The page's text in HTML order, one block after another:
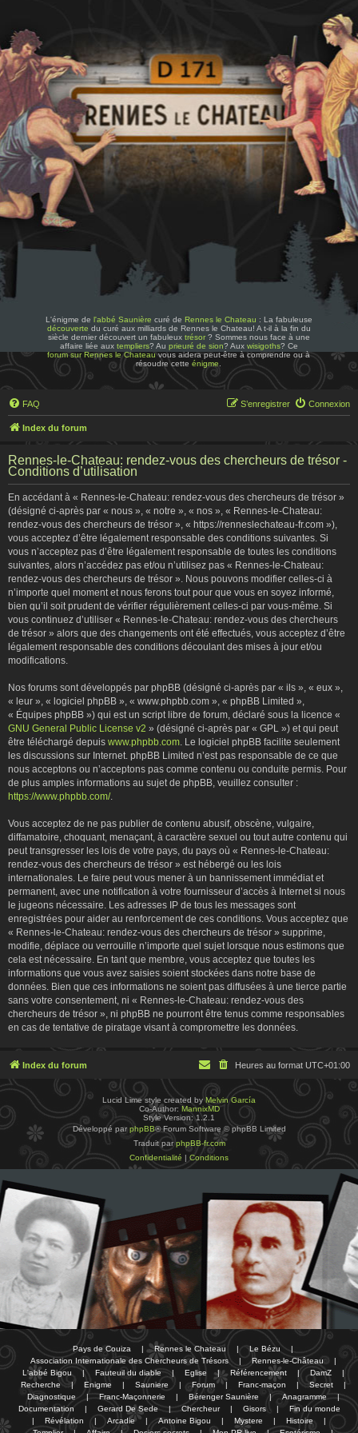
L'énigme de l'abbé Saunière curé de Rennes le Chateau : La fabuleuse
découverte du curé aux milliards de Rennes le Chateau! A t-il à la fin du
siècle dernier découvert un fabuleux trésor? Sommes nous face à une
affaire liée aux templiers? Au prieuré de sion? Aux wisigoths? Ce
forum sur Rennes le Chateauvous aidera peut-être à comprendre ou à
résoudre cetteénigme
FAQ Connexion
S’enregistrer
Index du forum
Rennes-le-Chateau: rendez-vous des chercheurs de trésor -
Conditions d’utilisation
En accédant à « Rennes-le-Chateau: rendez-vous des chercheurs de trésor »
(désigné ci-après par « nous », « notre », « nos », « Rennes-le-Chateau:
rendez-vous des chercheurs de trésor », « https://renneslechateau-fr.com »),
vous acceptez d’être légalement responsable des conditions suivantes. Si
vous n’acceptez pas d’être légalement responsable de toutes les conditions
suivantes, alors n’accédez pas et/ou n’utilisez pas « Rennes-le-Chateau:
rendez-vous des chercheurs de trésor ». Nous pouvons modifier celles-ci à
n’importe quel moment et nous ferons tout pour que vous en soyez informé,
bien qu’il soit prudent de vérifier régulièrement celles-ci par vous-même. Si
vous continuez d’utiliser « Rennes-le-Chateau: rendez-vous des chercheurs
de trésor » alors que des changements ont été effectués, vous acceptez d’être
légalement responsable des conditions découlant des mises à jour et/ou
modifications.
Nos forums sont développés par phpBB (désigné ci-après par « ils », « eux »,
« leur », « logiciel phpBB », « www.phpbb.com », « phpBB Limited »,
« Équipes phpBB ») qui est un script libre de forum, déclaré sous la licence «
GNU General Public License v2 » (désigné ci-après par « GPL ») et qui peut
être téléchargé depuis www.phpbb.com. Le logiciel phpBB facilite seulement
les discussions sur Internet. phpBB Limited n’est pas responsable de ce que
nous acceptons ou n’acceptons pas comme contenu ou conduite permis. Pour
de plus amples informations au sujet de phpBB, veuillez consulter :
https://www.phpbb.com/.
Vous acceptez de ne pas publier de contenu abusif, obscène, vulgaire,
diffamatoire, choquant, menaçant, à caractère sexuel ou tout autre contenu qui
peut transgresser les lois de votre pays, du pays où « Rennes-le-Chateau:
rendez-vous des chercheurs de trésor » est hébergé ou les lois
internationales. Le faire peut vous mener à un bannissement immédiat et
permanent, avec une notification à votre fournisseur d’accès à Internet si nous
le jugeons nécessaire. Les adresses IP de tous les messages sont
enregistrées pour aider au renforcement de ces conditions. Vous acceptez que
« Rennes-le-Chateau: rendez-vous des chercheurs de trésor » supprime,
modifie, déplace ou verrouille n’importe quel sujet lorsque nous estimons que
cela est nécessaire. En tant que membre, vous acceptez que toutes les
informations que vous avez saisies soient stockées dans notre base de
données. Bien que ces informations ne soient pas diffusées à une tierce partie
sans votre consentement, ni « Rennes-le-Chateau: rendez-vous des
chercheurs de trésor », ni phpBB ne pourront être tenus comme responsables
en cas de tentative de piratage visant à compromettre les données.
Index du forum Heures au format UTC+01:00
Lucid Lime style created by Melvin García
Co-Author: MannixMD
Style Version: 1.2.1
Développé parphpBB® Forum Software © phpBB Limited
Traduit par phpBB-fr.com
Confidentialité | Conditions
Pays de Couiza | Rennes le Chateau | Le Bézu
|
Association Internationale des Chercheurs de Trésors
| Rennes-le-Château
|
L'abbé Bigou
| Fauteuil du diable | Eglise | Référencement | DamZ
|
Recherche
| Enigme | Sauniere | Forum | Franc-maçon | Secret
|
Diagnostique
| Franc-Maçonnerie | Bérenger Saunière | Anagramme
|
Documentation
| Gerard De Sede | Chercheur | Gisors |
Fin du monde
|
Révélation | Arcadie | Antoine Bigou | Mystere | Histoire
|